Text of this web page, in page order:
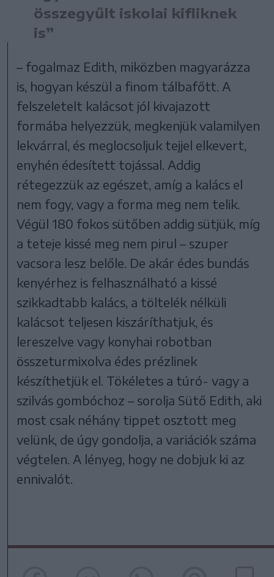
összegyűlt iskolai kifliknek
is”
– fogalmaz Edith, miközben magyarázza
is, hogyan készül a finom tálbafőtt. A
felszeletelt kalácsot jól kivajazott
formába helyezzük, megkenjük valamilyen
lekvárral, és meglocsoljuk tejjel elkevert,
enyhén édesített tojással. Addig
rétegezzük az egészet, amíg a kalács el
nem fogy, vagy a forma meg nem telik.
Végül 180 fokos sütőben addig sütjük, míg
a teteje kissé meg nem pirul – szuper
vacsora lesz belőle. De akár édes bundás
kenyérhez is felhasználható a kissé
szikkadtabb kalács, a töltelék nélküli
kalácsot teljesen kiszáríthatjuk, és
lereszelve vagy konyhai robotban
összeturmixolva édes prézlinek
készíthetjük el. Tökéletes a túró- vagy a
szilvás gombóchoz – sorolja Sütő Edith, aki
most csak néhány tippet osztott meg
velünk, de úgy gondolja, a variációk száma
végtelen. A lényeg, hogy ne dobjuk ki az
ennivalót.